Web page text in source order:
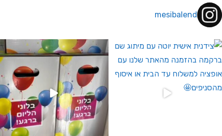
mesibalend
לחברי מועדון ומצטרפים חדשים🤍